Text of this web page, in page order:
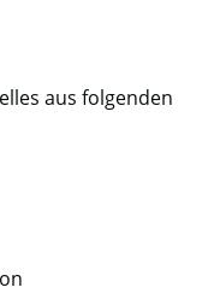
aus folgenden